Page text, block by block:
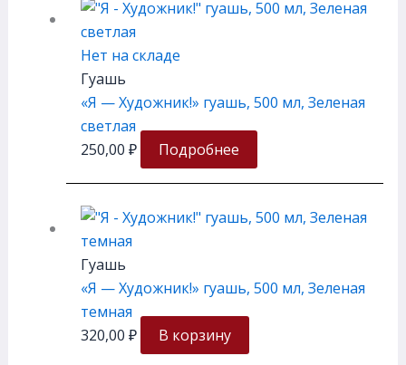
Нет на складе
Гуашь
«Я — Художник!» гуашь, 500 мл, Зеленая
светлая
250,00 ₽ Подробнее
Гуашь
«Я — Художник!» гуашь, 500 мл, Зеленая
темная
320,00 ₽ В корзину